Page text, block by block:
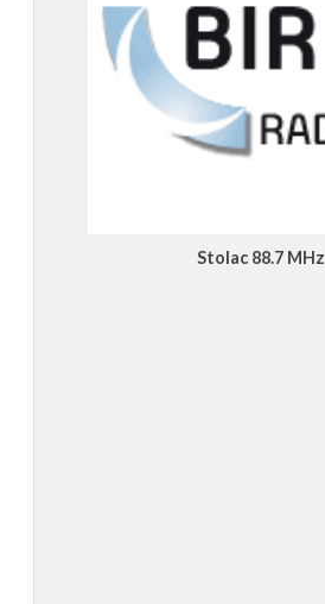
Stolac 88.7 MHz